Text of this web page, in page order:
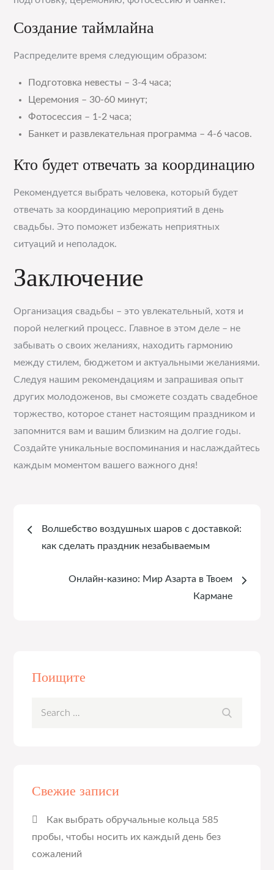
Создание таймлайна
Распределите время следующим образом:
Подготовка невесты – 3-4 часа;
Церемония – 30-60 минут;
Фотосессия – 1-2 часа;
Банкет и развлекательная программа – 4-6 часов.
Кто будет отвечать за координацию
Рекомендуется выбрать человека, который будет
отвечать за координацию мероприятий в день
свадьбы. Это поможет избежать неприятных
ситуаций и неполадок.
Заключение
Организация свадьбы – это увлекательный, хотя и
порой нелегкий процесс. Главное в этом деле – не
забывать о своих желаниях, находить гармонию
между стилем, бюджетом и актуальными желаниями.
Следуя нашим рекомендациям и запрашивая опыт
других молодоженов, вы сможете создать свадебное
торжество, которое станет настоящим праздником и
запомнится вам и вашим близким на долгие годы.
Создайте уникальные воспоминания и наслаждайтесь
каждым моментом вашего важного дня!
Навигация
записям
Волшебство воздушных шаров с доставкой:
как сделать праздник незабываемым
Онлайн-казино: Мир Азарта в Твоем
Кармане
Поищите
Свежие записи
Как выбрать обручальные кольца 585
пробы, чтобы носить их каждый день без
сожалений